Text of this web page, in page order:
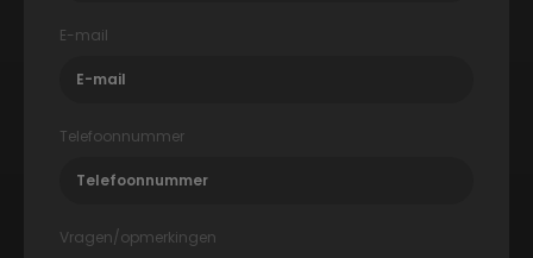
E-mail
Telefoonnummer
Vragen/opmerkingen